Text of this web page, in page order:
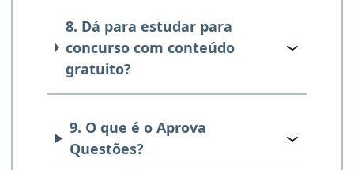
8. Dá para estudar para
concurso com conteúdo
gratuito?
9. O que é o Aprova
Questões?